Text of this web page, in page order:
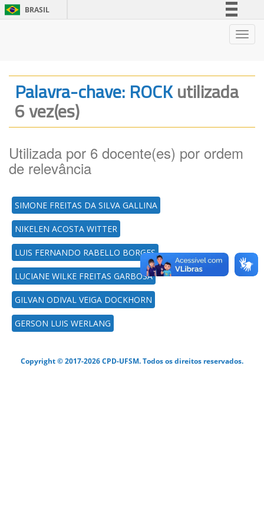
BRASIL
Legislação
Palavra-chave: ROCKutilizada
6 vez(es)
Utilizada por 6 docente(es) por ordem
de relevância
SIMONE FREITAS DA SILVA GALLINA
NIKELEN ACOSTA WITTER
LUIS FERNANDO RABELLO BORGES
LUCIANE WILKE FREITAS GARBOSA
GILVAN ODIVAL VEIGA DOCKHORN
GERSON LUIS WERLANG
Copyright © 2017-2026 CPD-UFSM. Todos os direitos reservados.